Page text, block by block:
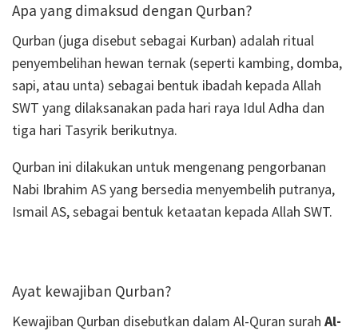
Apa yang dimaksud dengan Qurban?
Qurban (juga disebut sebagai Kurban) adalah ritual
penyembelihan hewan ternak (seperti kambing, domba,
sapi, atau unta) sebagai bentuk ibadah kepada Allah
SWT yang dilaksanakan pada hari raya Idul Adha dan
tiga hari Tasyrik berikutnya.
Qurban ini dilakukan untuk mengenang pengorbanan
Nabi Ibrahim AS yang bersedia menyembelih putranya,
Ismail AS, sebagai bentuk ketaatan kepada Allah SWT.
Ayat kewajiban Qurban?
Kewajiban Qurban disebutkan dalam Al-Quran surah Al-